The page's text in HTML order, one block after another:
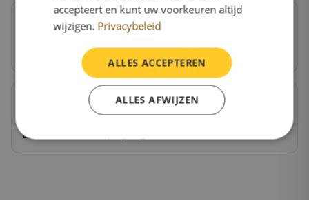
Ideaal voor keuken, woonkamer, slaapkamer
OnlineLichtkoepel.nl kwaliteit
Direct van de fabriek, 10 jaar garantie
accepteert en kunt uw voorkeuren altijd
wijzigen. Privacybeleid
ALLES ACCEPTEREN
ALLES AFWIJZEN